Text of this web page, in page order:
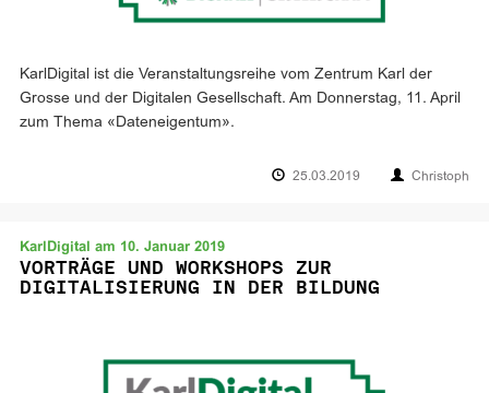
KarlDigital ist die Veranstaltungsreihe vom Zentrum Karl der
Grosse und der Digitalen Gesellschaft. Am Donnerstag, 11. April
zum Thema «Dateneigentum».
25.03.2019 Christoph
KarlDigital am 10. Januar 2019
VORTRÄGE UND WORKSHOPS ZUR
DIGITALISIERUNG IN DER BILDUNG